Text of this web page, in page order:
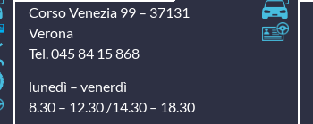
Corso Venezia 99 – 37131
Verona
Tel. 045 84 15 868
lunedì – venerdì
8.30 – 12.30 /14.30 – 18.30